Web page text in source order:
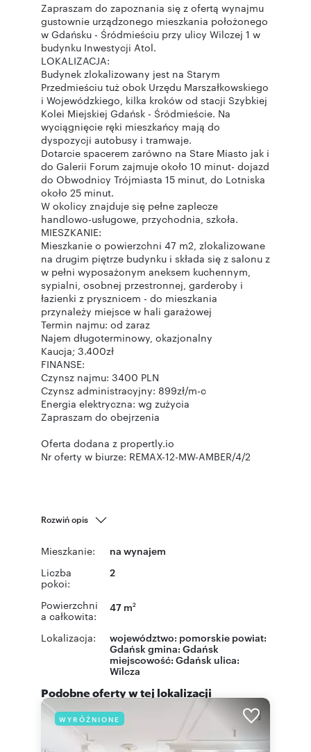
Zapraszam do zapoznania się z ofertą wynajmu
gustownie urządzonego mieszkania położonego
w Gdańsku - Śródmieściu przy ulicy Wilczej 1 w
budynku Inwestycji Atol.
LOKALIZACJA:
Budynek zlokalizowany jest na Starym
Przedmieściu tuż obok Urzędu Marszałkowskiego
i Wojewódzkiego, kilka kroków od stacji Szybkiej
Kolei Miejskiej Gdańsk - Śródmieście. Na
wyciągnięcie ręki mieszkańcy mają do
dyspozycji autobusy i tramwaje.
Dotarcie spacerem zarówno na Stare Miasto jak i
do Galerii Forum zajmuje około 10 minut- dojazd
do Obwodnicy Trójmiasta 15 minut, do Lotniska
około 25 minut.
W okolicy znajduje się pełne zaplecze
handlowo-usługowe, przychodnia, szkoła.
MIESZKANIE:
Mieszkanie o powierzchni 47 m2, zlokalizowane
na drugim piętrze budynku i składa się z salonu z
w pełni wyposażonym aneksem kuchennym,
sypialni, osobnej przestronnej, garderoby i
łazienki z prysznicem - do mieszkania
przynależy miejsce w hali garażowej
Termin najmu: od zaraz
Najem długoterminowy, okazjonalny
Kaucja; 3.400zł
FINANSE:
Czynsz najmu: 3400 PLN
Czynsz administracyjny: 899zł/m-c
Energia elektryczna: wg zużycia
Zapraszam do obejrzenia
Oferta dodana z propertly.io
Nr oferty w biurze: REMAX-12-MW-AMBER/4/2
Rozwiń opis
Mieszkanie: na wynajem
Liczba
pokoi:
2
Powierzchni
a całkowita:
47 m2
Lokalizacja: województwo: pomorskie powiat:
Gdańsk gmina:Gdańsk
miejscowość: Gdańsk ulica:
Wilcza
Podobne oferty w tej lokalizacji
WYRÓŻNIONE